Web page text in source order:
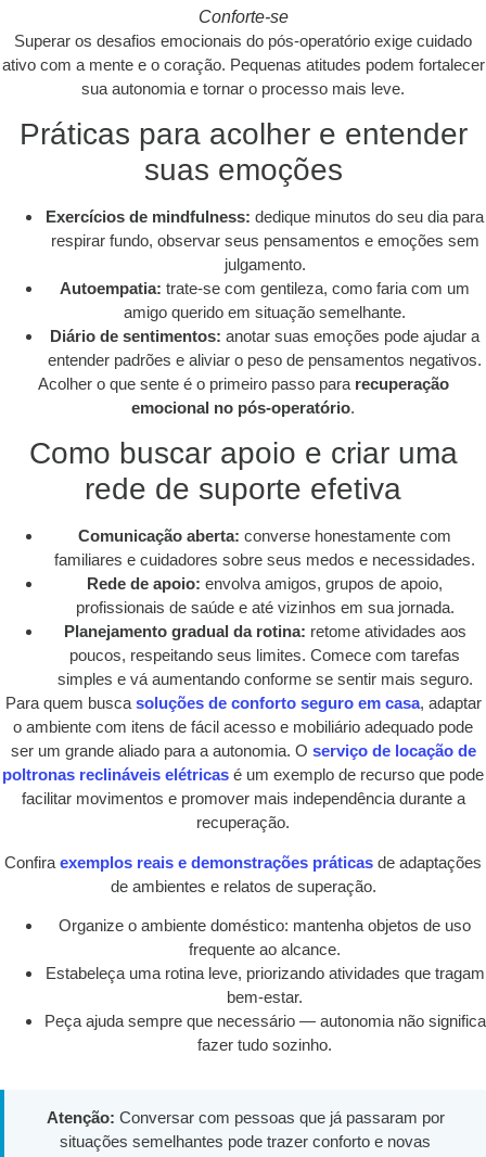
Conforte-se
Superar os desafios emocionais do pós-operatório exige cuidado
ativo com a mente e o coração. Pequenas atitudes podem fortalecer
sua autonomia e tornar o processo mais leve.
Práticas para acolher e entender
suas emoções
Exercícios de mindfulness: dedique minutos do seu dia para
respirar fundo, observar seus pensamentos e emoções sem
julgamento.
Autoempatia: trate-se com gentileza, como faria com um
amigo querido em situação semelhante.
Diário de sentimentos: anotar suas emoções pode ajudar a
entender padrões e aliviar o peso de pensamentos negativos.
Acolher o que sente é o primeiro passo para recuperação
emocional no pós-operatório.
Como buscar apoio e criar uma
rede de suporte efetiva
Comunicação aberta: converse honestamente com
familiares e cuidadores sobre seus medos e necessidades.
Rede de apoio: envolva amigos, grupos de apoio,
profissionais de saúde e até vizinhos em sua jornada.
Planejamento gradual da rotina: retome atividades aos
poucos, respeitando seus limites. Comece com tarefas
simples e vá aumentando conforme se sentir mais seguro.
Para quem busca soluções de conforto seguro em casa, adaptar
o ambiente com itens de fácil acesso e mobiliário adequado pode
ser um grande aliado para a autonomia. O serviço de locação de
poltronas reclináveis elétricas é um exemplo de recurso que pode
facilitar movimentos e promover mais independência durante a
recuperação.
Confira exemplos reais e demonstrações práticas de adaptações
de ambientes e relatos de superação.
Organize o ambiente doméstico: mantenha objetos de uso
frequente ao alcance.
Estabeleça uma rotina leve, priorizando atividades que tragam
bem-estar.
Peça ajuda sempre que necessário — autonomia não significa
fazer tudo sozinho.
Atenção: Conversar com pessoas que já passaram por
situações semelhantes pode trazer conforto e novas